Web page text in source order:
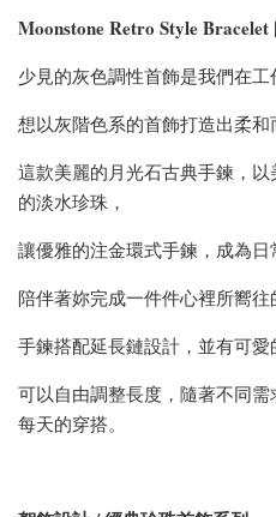
Moonstone Retro Style Bracelet
少見的灰色調性首飾是我們在
想以灰階色系的首飾打造出柔和
這款美麗的月光石古典手鍊，
的淡水珍珠，
讓優雅的注金環式手鍊，成為日
陪伴著妳完成一件件心裡所嚮往
手鍊搭配延長鏈設計，並有可愛
可以自由調整長度，隨著不同
每天的穿搭。